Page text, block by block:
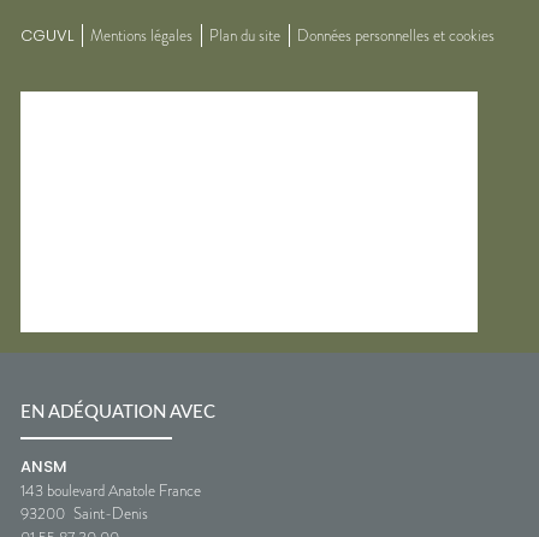
CGUVL Mentions légales Plan du site Données personnelles et cookies
EN ADÉQUATION AVEC
ANSM
143 boulevard Anatole France
93200 Saint-Denis